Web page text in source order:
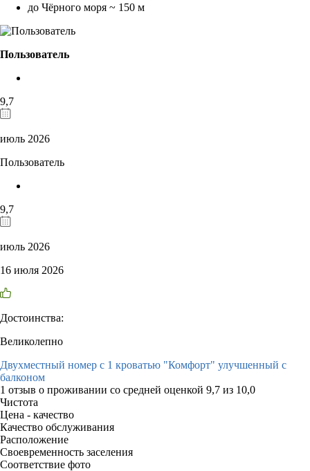
до Чёрного моря ~ 150 м
Пользователь
9,7
июль 2026
Пользователь
9,7
июль 2026
16 июля 2026
Достоинства:
Великолепно
Двухместный номер с 1 кроватью "Комфорт" улучшенный с
балконом
1 отзыв о проживании со средней оценкой 9,7 из 10,0
Чистота
Цена - качество
Качество обслуживания
Расположение
Своевременность заселения
Соответствие фото